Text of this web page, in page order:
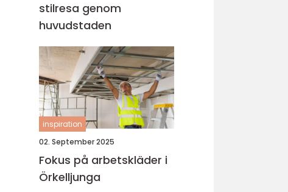
stilresa genom
huvudstaden
inspiration
02. September 2025
Fokus på arbetskläder i
Örkelljunga